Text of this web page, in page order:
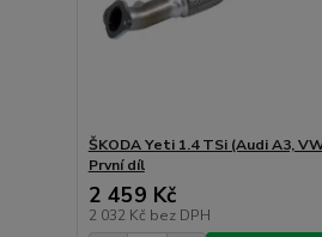
ŠKODA Yeti 1.4 TSi (Audi A3,
První díl
2 459 Kč
2 032 Kč bez DPH